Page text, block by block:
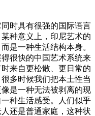
时具有很强的国际语言
种意义上，印尼艺术的
是一种生活结构本身。
很快的中国艺术系统来
来自更松散、更日常的
多时候我们把本土性当
是一种无法被剥离的现
种生活感受。人们似乎
还是普通家庭，这种状